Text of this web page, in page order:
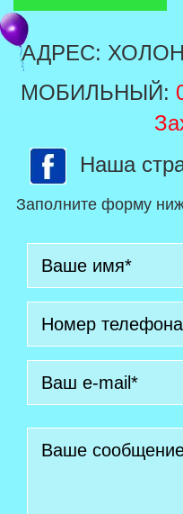
АДРЕС:
МОБИЛЬНЫЙ:
Наша
Заполните форму